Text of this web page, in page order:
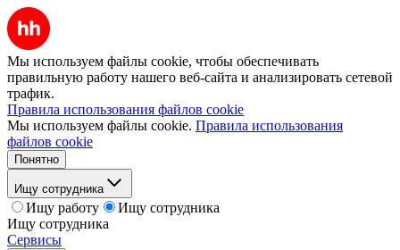
Мы используем файлы cookie, чтобы обеспечивать
правильную работу нашего веб-сайта и анализировать сетевой
трафик.
Правила использования файлов cookie
Мы используем файлы cookie. Правила использования
файлов cookie
Понятно
Ищу сотрудника
Ищу работу
Ищу сотрудника
Ищу сотрудника
Сервисы